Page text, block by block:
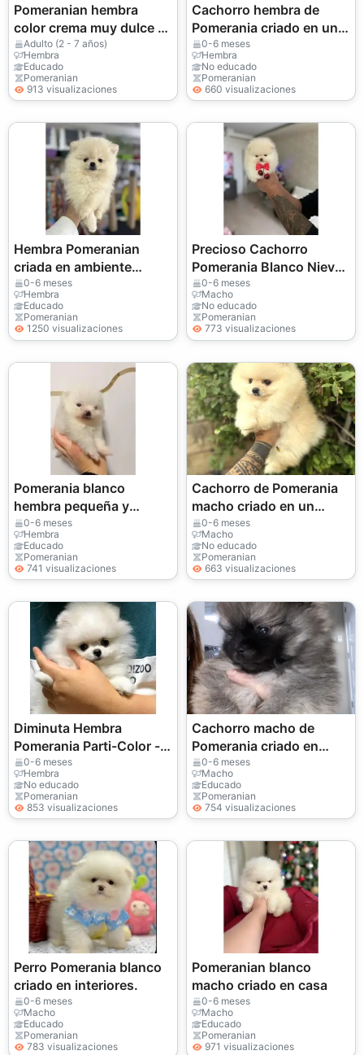
Pomeranian hembra
color crema muy dulce y
tranquila
Adulto (2 - 7 años)
Hembra
Educado
Pomeranian
913 visualizaciones
Cachorro hembra de
Pomerania criado en un
ambiente interior
tranquilo
0-6 meses
Hembra
No educado
Pomeranian
660 visualizaciones
Hembra Pomeranian
criada en ambiente
familiar
0-6 meses
Hembra
Educado
Pomeranian
1250 visualizaciones
Precioso Cachorro
Pomerania Blanco Nieve
- ¡Un Auténtico Osito!
0-6 meses
Macho
No educado
Pomeranian
773 visualizaciones
Pomerania blanco
hembra pequeña y
sociable
0-6 meses
Hembra
Educado
Pomeranian
741 visualizaciones
Cachorro de Pomerania
macho criado en un
entorno familiar.
0-6 meses
Macho
No educado
Pomeranian
663 visualizaciones
Diminuta Hembra
Pomerania Parti-Color -
¡Lista para Llenarte de
Amor!
0-6 meses
Hembra
No educado
Pomeranian
853 visualizaciones
Cachorro macho de
Pomerania criado en
interiores con gran
temperamento.
0-6 meses
Macho
Educado
Pomeranian
754 visualizaciones
Perro Pomerania blanco
criado en interiores.
0-6 meses
Macho
Educado
Pomeranian
783 visualizaciones
Pomeranian blanco
macho criado en casa
0-6 meses
Macho
Educado
Pomeranian
971 visualizaciones